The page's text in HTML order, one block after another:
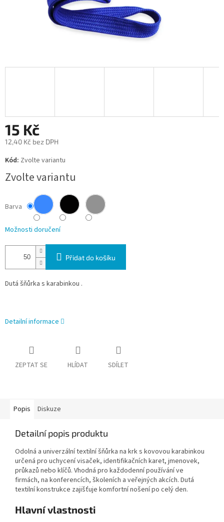
15 Kč
12,40 Kč bez DPH
Měrná
cena:
Kód: Zvolte variantu
Zvolte variantu
Barva
Možnosti doručení
Přidat do košíku
Dutá šňůrka s karabinkou .
Detailní informace
ZEPTAT SE HLÍDAT SDÍLET
Popis Diskuze
Detailní popis produktu
Odolná a univerzální textilní šňůrka na krk s kovovou karabinkou
určená pro uchycení visaček, identifikačních karet, jmenovek,
průkazů nebo klíčů. Vhodná pro každodenní používání ve
firmách, na konferencích, školeních a veřejných akcích. Dutá
textilní konstrukce zajišťuje komfortní nošení po celý den.
Hlavní vlastnosti